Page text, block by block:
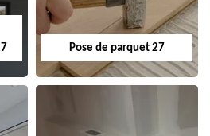
Pose de parquet 27